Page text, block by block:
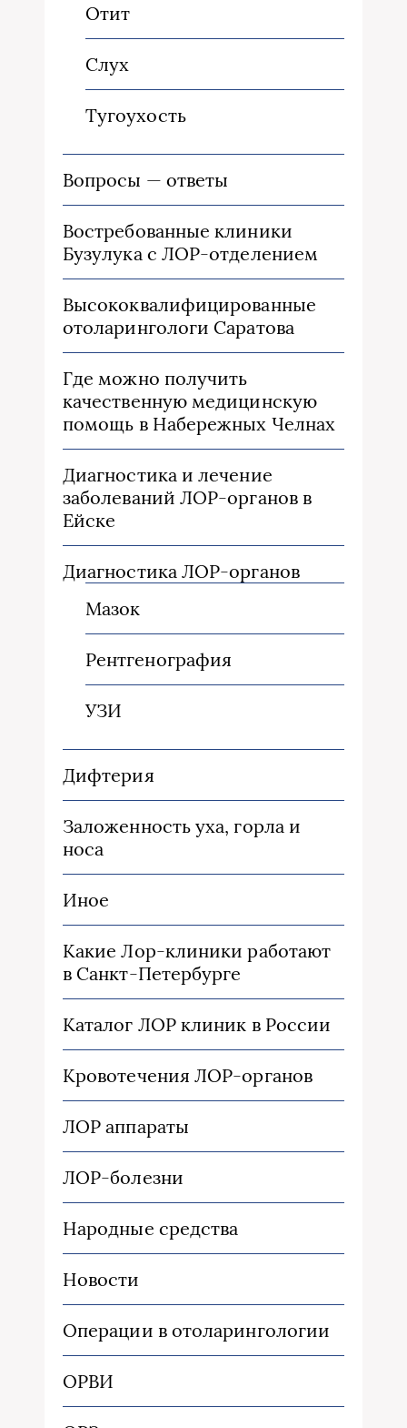
Отит
Слух
Тугоухость
Вопросы — ответы
Востребованные клиники
Бузулука с ЛОР-отделением
Высококвалифицированные
отоларингологи Саратова
Где можно получить
качественную медицинскую
помощь в Набережных Челнах
Диагностика и лечение
заболеваний ЛОР-органов в
Ейске
Диагностика ЛОР-органов
Мазок
Рентгенография
УЗИ
Дифтерия
Заложенность уха, горла и
носа
Иное
Какие Лор-клиники работают
в Санкт-Петербурге
Каталог ЛОР клиник в России
Кровотечения ЛОР-органов
ЛОР аппараты
ЛОР-болезни
Народные средства
Новости
Операции в отоларингологии
ОРВИ